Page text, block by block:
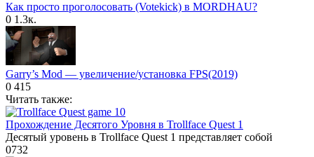
Как просто проголосовать (Votekick) в MORDHAU?
0 1.3к.
Garry’s Mod — увеличение/установка FPS(2019)
0 415
Читать также:
Прохождение Десятого Уровня в Trollface Quest 1
Десятый уровень в Trollface Quest 1 представляет собой
0732